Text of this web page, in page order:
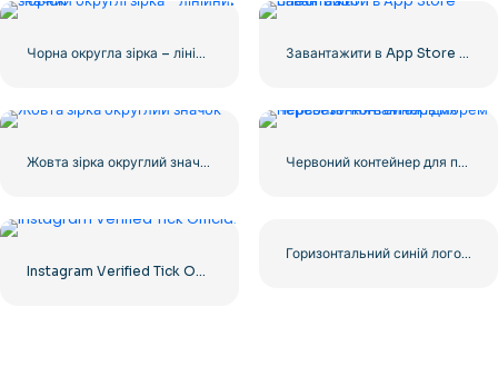
Горизонтальний синій логотип Facebook